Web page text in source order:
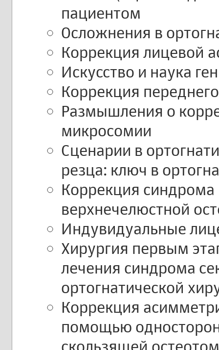
пациентом
Осложнения в
Коррекция лицевой
Искусство и наука
Коррекция
Размышления о
микросомии
Сценарии в
резца: ключ в
Коррекция
верхнечелюстной
Индувидуальные
Хирургия первым
лечения синдрома
ортогнатической
Коррекция
помощью
скользящей